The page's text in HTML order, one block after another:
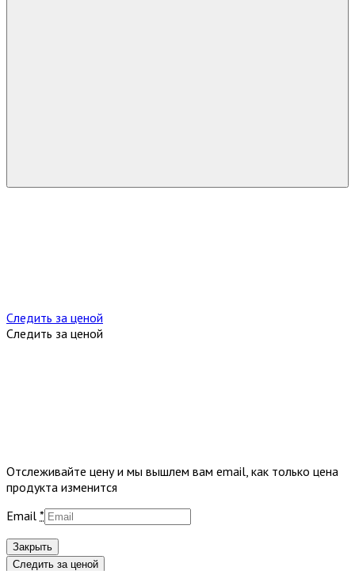
Следить за ценой
Следить за ценой
Отслеживайте цену и мы вышлем вам email, как только цена
продукта изменится
Email *
Закрыть
Следить за ценой